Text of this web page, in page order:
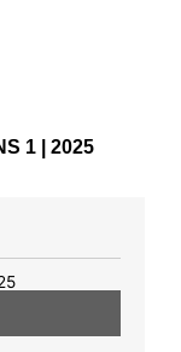
1 | 2025